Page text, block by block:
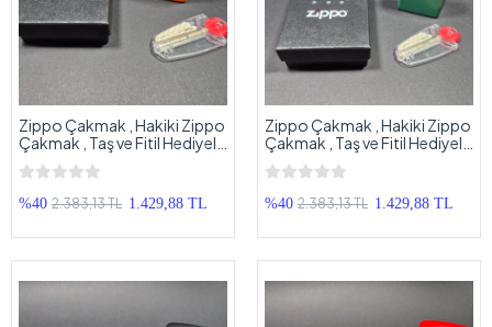
Zippo Çakmak , Hakiki Zippo
Çakmak , Taş ve Fitil Hediyeli
Orjinal Kutusunda Zippo
Çakmak
%40 2.383,13 TL 1.429,88 TL
Zippo Çakmak , Hakiki Zippo
Çakmak , Taş ve Fitil Hediyeli
Orjinal Kutusunda Zippo
Çakmak
%40 2.383,13 TL 1.429,88 TL